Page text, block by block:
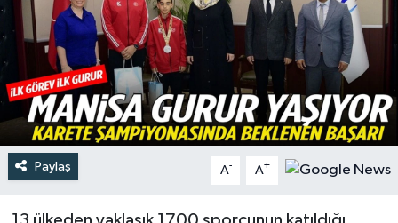
Paylaş A- A+